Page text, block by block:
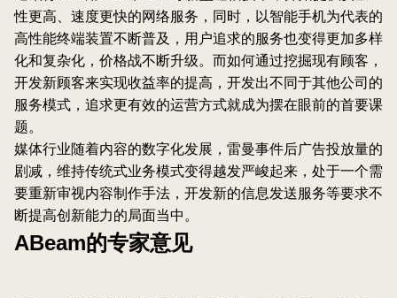
性更高、速度更快的网络服务，同时，以智能手机为代表的
高性能终端装置不断普及，用户追求的服务也变得更加多样
化和复杂化，价格战不断升级。而如何通过挖掘现有顾客，
开发新顾客来实现收益率的提高，开发出不同于其他公司的
服务模式，追求更有效的运营方式就成为摆在眼前的首要课
题。
媒体行业随着内容的数字化发展，雷曼事件后广告投放量的
剧减，维持传统式业务模式变得越发严峻起来，处于一个需
要重新审视内容制作手法，开发新的信息发送服务等要求不
断提高创新能力的局面当中。
ABeam的专家意见